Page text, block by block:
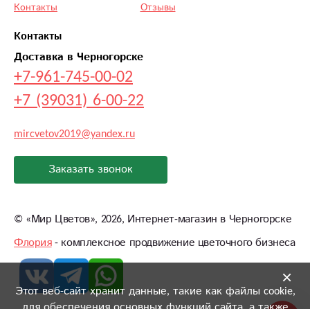
Этот веб-сайт хранит данные, такие как файлы cookie,
×
Контакты
Доставка в Черногорске
+7-961-745-00-02
+7 (39031) 6-00-22
mircvetov2019@yandex.ru
Заказать звонок
Контакты
Отзывы
© «Мир Цветов», 2026, Интернет-магазин в Черногорске
Флория- комплексное продвижение цветочного бизнеса